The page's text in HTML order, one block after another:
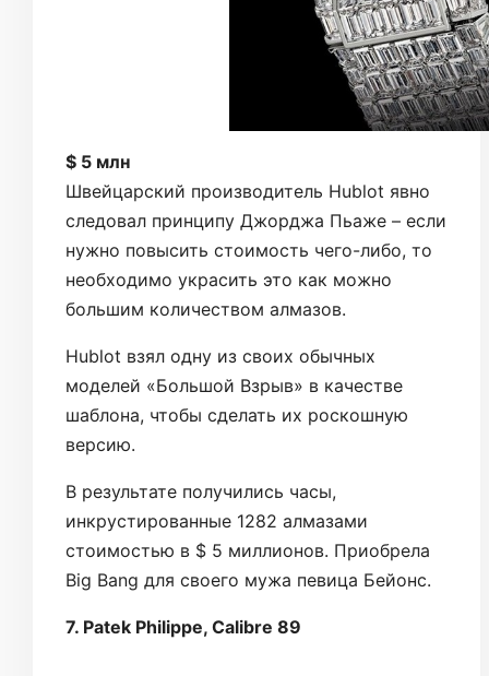
$ 5 млн
Швейцарский производитель Hublot явно
следовал принципу Джорджа Пьаже – если
нужно повысить стоимость чего-либо, то
необходимо украсить это как можно
большим количеством алмазов.
Hublot взял одну из своих обычных
моделей «Большой Взрыв» в качестве
шаблона, чтобы сделать их роскошную
версию.
В результате получились часы,
инкрустированные 1282 алмазами
стоимостью в $ 5 миллионов. Приобрела
Big Bang для своего мужа певица Бейонс.
7. Patek Philippe, Calibre 89